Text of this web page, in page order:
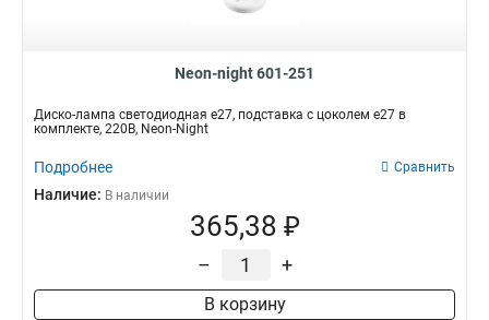
Neon-night 601-251
Диско-лампа светодиодная е27, подставка с цоколем е27 в
комплекте, 220В, Neon-Night
Подробнее Сравнить
Наличие: В наличии
365,38 ₽
– +
В корзину